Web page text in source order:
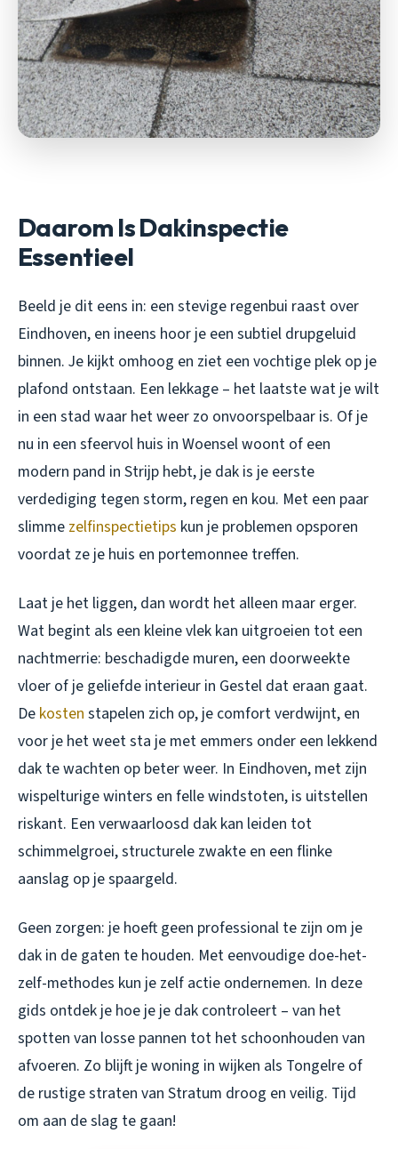
Daarom Is Dakinspectie
Essentieel
Beeld je dit eens in: een stevige regenbui raast over
Eindhoven, en ineens hoor je een subtiel drupgeluid
binnen. Je kijkt omhoog en ziet een vochtige plek op je
plafond ontstaan. Een lekkage – het laatste wat je wilt
in een stad waar het weer zo onvoorspelbaar is. Of je
nu in een sfeervol huis in Woensel woont of een
modern pand in Strijp hebt, je dak is je eerste
verdediging tegen storm, regen en kou. Met een paar
slimme zelfinspectietips kun je problemen opsporen
voordat ze je huis en portemonnee treffen.
Laat je het liggen, dan wordt het alleen maar erger.
Wat begint als een kleine vlek kan uitgroeien tot een
nachtmerrie: beschadigde muren, een doorweekte
vloer of je geliefde interieur in Gestel dat eraan gaat.
De kosten stapelen zich op, je comfort verdwijnt, en
voor je het weet sta je met emmers onder een lekkend
dak te wachten op beter weer. In Eindhoven, met zijn
wispelturige winters en felle windstoten, is uitstellen
riskant. Een verwaarloosd dak kan leiden tot
schimmelgroei, structurele zwakte en een flinke
aanslag op je spaargeld.
Geen zorgen: je hoeft geen professional te zijn om je
dak in de gaten te houden. Met eenvoudige doe-het-
zelf-methodes kun je zelf actie ondernemen. In deze
gids ontdek je hoe je je dak controleert – van het
spotten van losse pannen tot het schoonhouden van
afvoeren. Zo blijft je woning in wijken als Tongelre of
de rustige straten van Stratum droog en veilig. Tijd
om aan de slag te gaan!